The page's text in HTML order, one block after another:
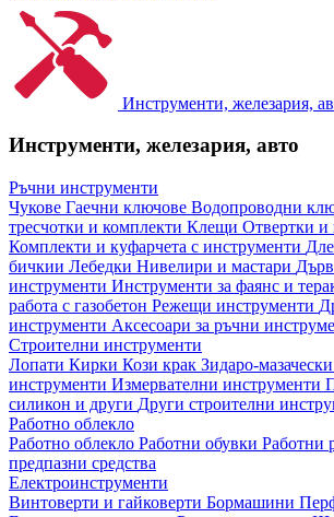
Инструменти, железария,
Инструменти, железария, авто
Ръчни инструменти
Чукове Гаечни ключове Водопроводни
тресчотки и комплекти Клещи Отвертки и
Комплекти и куфарчета с инструменти
бичкии Лебедки Нивелири и мастари
инструменти Инструменти за фаянс и
работа с газобетон Режещи инструменти
инструменти Аксесоари за ръчни
Строителни инструменти
Лопати Кирки Кози крак Зидаро-
инструменти Измервателни инструменти
силикон и други Други строителни
Работно облекло
Работно облекло Работни обувки Работни
предпазни средства
Електроинструменти
Винтоверти и гайковерти Бормашини